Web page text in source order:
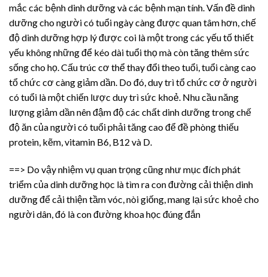
mắc các bệnh dinh dưỡng và các bệnh mạn tính. Vấn đề dinh
dưỡng cho người có tuổi ngày càng được quan tâm hơn, chế
độ dinh dưỡng hợp lý được coi là một trong các yếu tố thiết
yếu không những để kéo dài tuổi thọ mà còn tăng thêm sức
sống cho họ. Cấu trúc cơ thể thay đổi theo tuổi, tuổi càng cao
tổ chức cơ càng giảm dần. Do đó, duy trì tổ chức cơ ở người
có tuổi là một chiến lược duy trì sức khoẻ. Nhu cầu năng
lượng giảm dần nên đậm độ các chất dinh dưỡng trong chế
độ ăn của người có tuổi phải tăng cao để đề phòng thiếu
protein, kẽm, vitamin B6, B12 và D.
==> Do vậy nhiệm vụ quan trọng cũng như mục đích phát
triểm của dinh dưỡng học là tìm ra con đường cải thiện dinh
dưỡng để cải thiện tầm vóc, nòi giống, mang lại sức khoẻ cho
người dân, đó là con đường khoa học đúng đắn